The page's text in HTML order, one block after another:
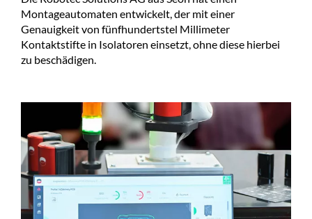
Montageautomaten entwickelt, der mit einer
Genauigkeit von fünfhundertstel Millimeter
Kontaktstifte in Isolatoren einsetzt, ohne diese hierbei
zu beschädigen.